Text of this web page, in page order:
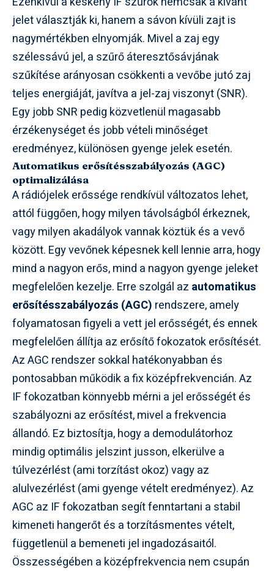
jelet választják ki, hanem a sávon kívüli zajt is
nagymértékben elnyomják. Mivel a zaj egy
szélessávú jel, a szűrő áteresztősávjának
szűkítése arányosan csökkenti a vevőbe jutó zaj
teljes energiáját, javítva a jel-zaj viszonyt (SNR).
Egy jobb SNR pedig közvetlenül magasabb
érzékenységet és jobb vételi minőséget
eredményez, különösen gyenge jelek esetén.
Automatikus erősítésszabályozás (AGC)
optimalizálása
A rádiójelek erőssége rendkívül változatos lehet,
attól függően, hogy milyen távolságból érkeznek,
vagy milyen akadályok vannak köztük és a vevő
között. Egy vevőnek képesnek kell lennie arra, hogy
mind a nagyon erős, mind a nagyon gyenge jeleket
megfelelően kezelje. Erre szolgál az automatikus
erősítésszabályozás (AGC) rendszere, amely
folyamatosan figyeli a vett jel erősségét, és ennek
megfelelően állítja az erősítő fokozatok erősítését.
Az AGC rendszer sokkal hatékonyabban és
pontosabban működik a fix középfrekvencián. Az
IF fokozatban könnyebb mérni a jel erősségét és
szabályozni az erősítést, mivel a frekvencia
állandó. Ez biztosítja, hogy a demodulátorhoz
mindig optimális jelszint jusson, elkerülve a
túlvezérlést (ami torzítást okoz) vagy az
alulvezérlést (ami gyenge vételt eredményez). Az
AGC az IF fokozatban segít fenntartani a stabil
kimeneti hangerőt és a torzításmentes vételt,
függetlenül a bemeneti jel ingadozásaitól.
Összességében a középfrekvencia nem csupán